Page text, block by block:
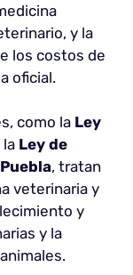
y la
los costos de
oficial.
como la Ley
la Ley de
, tratan
veterinaria y
y
y la